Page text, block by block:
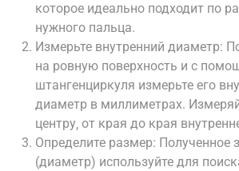
которое идеально подходит по
нужного пальца.
Измерьте внутренний диаметр:
на ровную поверхность и с
штангенциркуля измерьте его
диаметр в миллиметрах.
центру‚ от края до края
Определите размер: Полученное
(диаметр) используйте для